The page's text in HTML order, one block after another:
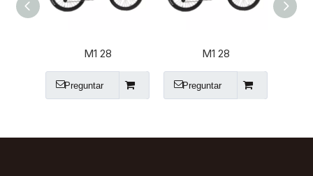
M1 28
Preguntar
M1 28
Preguntar